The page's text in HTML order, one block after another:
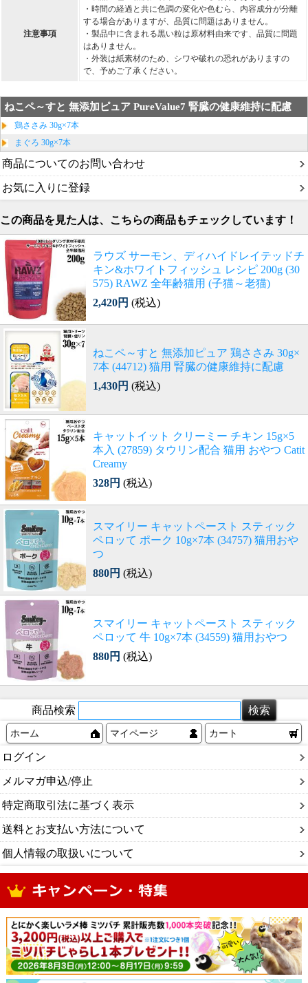
注意事項
・時間の経過と共に色調の変化や色むら、内容成分が分離
する場合がありますが、品質に問題はありません。
・製品中に含まれる黒い粒は原材料由来です、品質に問題
はありません。
・外装は紙素材のため、シワや破れの恐れがありますの
で、予めご了承ください。
ねこペ～すと 無添加ピュア PureValue7 腎臓の健康維持に配慮
鶏ささみ 30g×7本
まぐろ 30g×7本
商品についてのお問い合わせ
お気に入りに登録
この商品を見た人は、こちらの商品もチェックしています！
ラウズ サーモン、ディハイドレイテッドチ
キン&ホワイトフィッシュ レシピ 200g (30
575) RAWZ 全年齢猫用 (子猫～老猫)
2,420円 (税込)
ねこペ～すと 無添加ピュア 鶏ささみ 30g×
7本 (44712) 猫用 腎臓の健康維持に配慮
1,430円 (税込)
キャットイット クリーミー チキン 15g×5
本入 (27859) タウリン配合 猫用 おやつ Catit
Creamy
328円 (税込)
スマイリー キャットペースト スティック
ペロッて ポーク 10g×7本 (34757) 猫用おや
つ
880円 (税込)
スマイリー キャットペースト スティック
ペロッて 牛 10g×7本 (34559) 猫用おやつ
880円 (税込)
商品検索
ホーム マイページ カート
ログイン
メルマガ申込/停止
特定商取引法に基づく表示
送料とお支払い方法について
個人情報の取扱いについて